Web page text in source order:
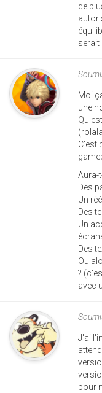
de
serait
Moi
une
C'est
Aura-
Des
Un
Des
Un
Des
Ou
?
avec
J'ai
pour